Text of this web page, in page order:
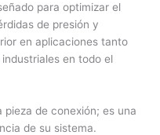
para optimizar el
de presión y
en aplicaciones tanto
en todo el
de conexión; es una
de su sistema.